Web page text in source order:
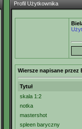
Profil Użytkownika
Wiersze napisane przez
Tytuł
skala 1:2
notka
mastershot
spleen baryczny